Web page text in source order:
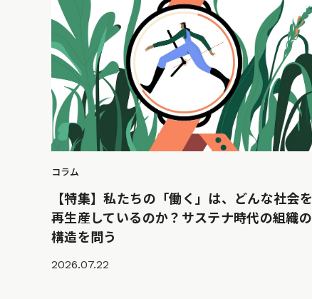
コラム
【特集】私たちの「働く」は、どんな社会を
再生産しているのか？サステナ時代の組織の
構造を問う
2026.07.22